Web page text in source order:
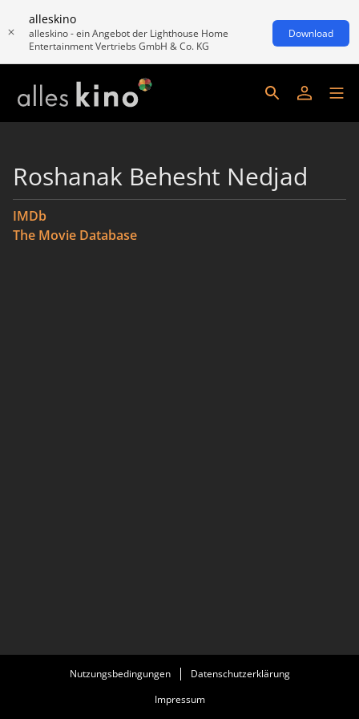
alleskino
alleskino - ein Angebot der Lighthouse Home
Entertainment Vertriebs GmbH & Co. KG
Download
Roshanak Behesht Nedjad
IMDb
The Movie Database
Nutzungsbedingungen
Datenschutzerklärung
Impressum